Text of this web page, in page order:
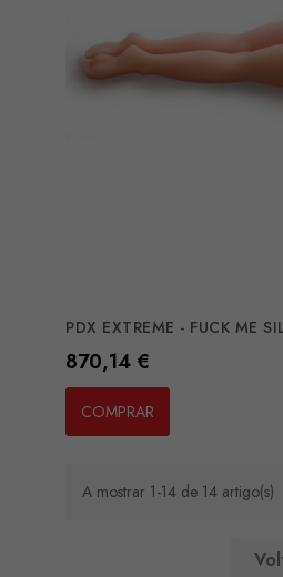
PDX EXTREME - FUCK ME
Preço
870,14 €
COMPRAR
A mostrar 1-14 de 14 artigo(s)